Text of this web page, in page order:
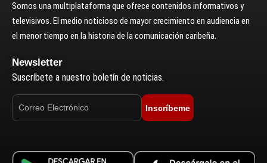
Somos una multiplataforma que ofrece contenidos informativos y
televisivos. El medio noticioso de mayor crecimiento en audiencia en
el menor tiempo en la historia de la comunicación caribeña.
Newsletter
Suscríbete a nuestro boletín de noticias.
Inscríbeme